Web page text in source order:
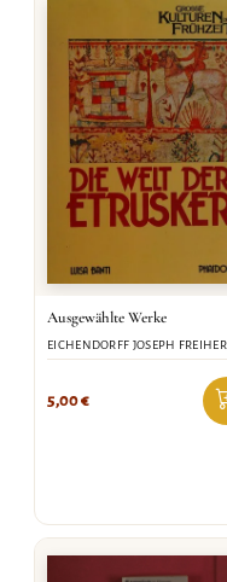
Ausgewählte Werke
EICHENDORFF JOSEPH
5,00€